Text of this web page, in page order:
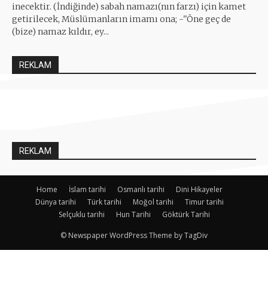
inecektir. (İndiğinde) sabah namazı(nın farzı) için kamet
getirilecek, Müslümanların imamı ona; -''Öne geç de
(bize) namaz kıldır, ey...
REKLAM
REKLAM
Home İslam tarihi Osmanlı tarihi
Dini Hikayeler
Dünya tarihi
Türk tarihi Moğol tarihi
Timur tarihi
Selçuklu tarihi
Hun Tarihi Göktürk Tarihi
© Newspaper WordPress Theme by TagDiv